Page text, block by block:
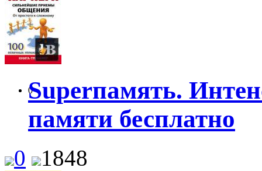
0
Superпамять.
памяти бесплатно
0 1848